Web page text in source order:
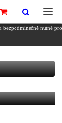
bezpodmínečně nutné pro